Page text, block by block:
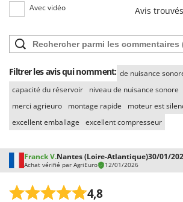
Avec vidéo Avis
Filtrer les avis qui nomment: de nuisance
capacité du réservoir
niveau de nuisance sonore
merci agrieuro
montage rapide
moteur est
excellent emballage
excellent compresseur
Franck V.Nantes (Loire-Atlantique)30/01/
Achat vérifié par AgriEuro 12/01/2026
4,8